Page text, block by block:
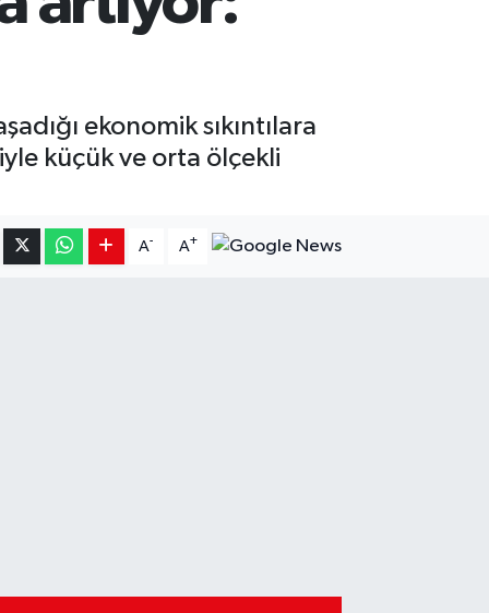
ekonomik sıkıntılara
küçük ve orta ölçekli
A- A+